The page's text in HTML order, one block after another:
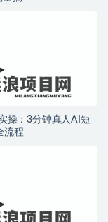
操：3分钟真人AI短
流程